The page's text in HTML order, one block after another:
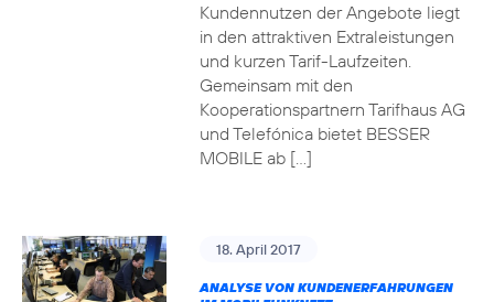
Kundennutzen der Angebote liegt
in den attraktiven Extraleistungen
und kurzen Tarif-Laufzeiten.
Gemeinsam mit den
Kooperationspartnern Tarifhaus AG
und Telefónica bietet BESSER
MOBILE ab […]
18. April 2017
ANALYSE VON KUNDENERFAHRUNGEN